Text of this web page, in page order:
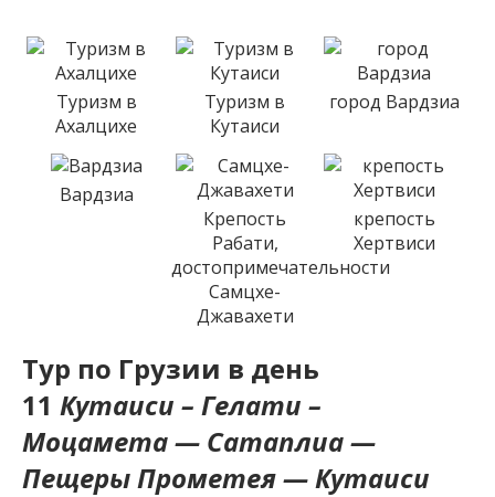
Туризм в
Ахалцихе
Туризм в
Кутаиси
город Вардзиа
Вардзиа
Крепость
Рабати,
достопримечательности
Самцхе-
Джавахети
крепость
Хертвиси
Тур по Грузии в день
11 Кутаиси – Гелати –
Моцамета — Сатаплиа —
Пещеры Прометея — Кутаиси